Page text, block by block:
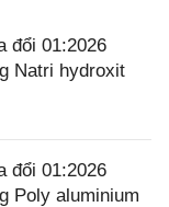
đổi 01:2026
Natri hydroxit
đổi 01:2026
Poly aluminium